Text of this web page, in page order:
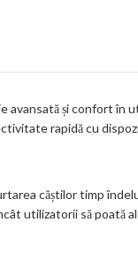
și confort în
rapidă cu
căștilor timp
utilizatorii să poată